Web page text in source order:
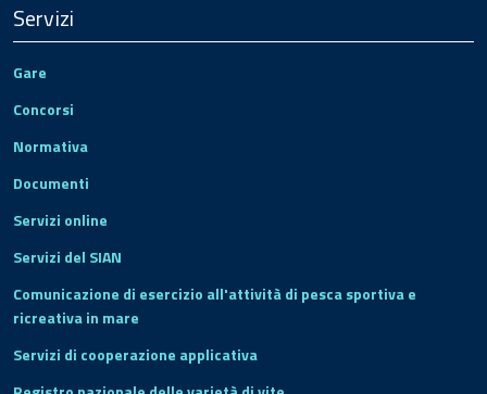
Servizi
Gare
Concorsi
Normativa
Documenti
Servizi online
Servizi del SIAN
Comunicazione di esercizio all'attività di pesca sportiva e
ricreativa in mare
Servizi di cooperazione applicativa